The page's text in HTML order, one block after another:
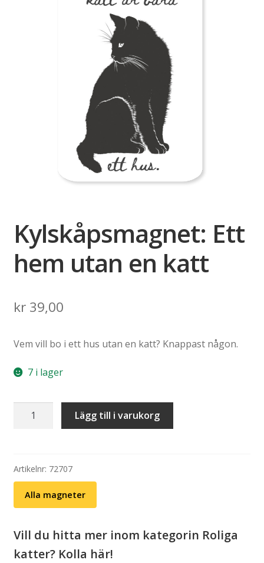
Kylskåpsmagnet: Ett
hem utan en katt
kr39,00
Vem vill bo i ett hus utan en katt? Knappast någon.
7 i lager
Kylskåpsmagnet:
en
katt
mängd
Lägg till i varukorg
Artikelnr: 72707
Alla magneter
Vill du hitta mer inom kategorin Roliga
katter? Kolla här!